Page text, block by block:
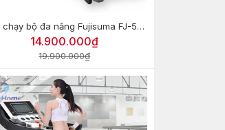
Máy chạy bộ đa năng Fujisuma FJ-568
14.900.000₫
19.900.000₫